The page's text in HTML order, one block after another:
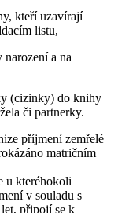
kteří uzavírají
listu,
a na
(cizinky) do knihy
či partnerky.
příjmení zemřelé
matričním
u kteréhokoli
v souladu s
připojí se k